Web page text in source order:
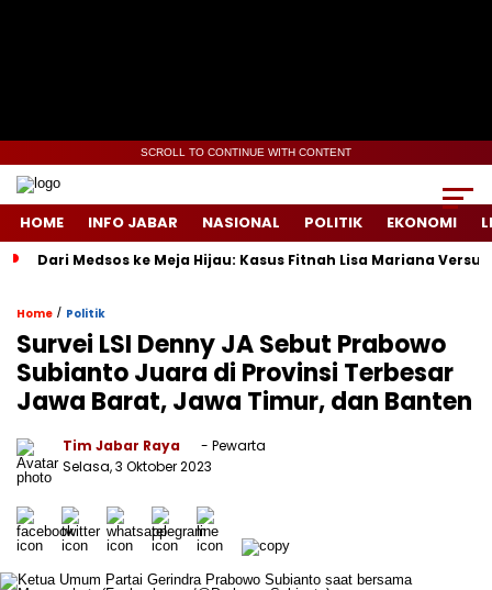
SCROLL TO CONTINUE WITH CONTENT
HOME INFO JABAR NASIONAL POLITIK EKONOMI
Dari Medsos ke Meja Hijau: Kasus Fitnah Lisa Mariana
Home / Politik
Survei LSI Denny JA Sebut Prabowo
Subianto Juara di Provinsi Terbesar
Jawa Barat, Jawa Timur, dan Banten
Tim Jabar Raya
- Pewarta
Selasa, 3 Oktober 2023